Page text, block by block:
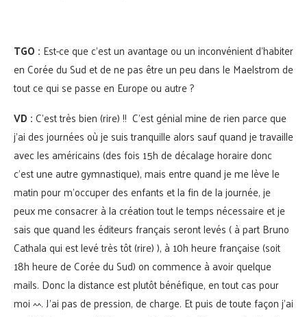
TGO : Est-ce que c’est un avantage ou un inconvénient d’habiter
en Corée du Sud et de ne pas être un peu dans le Maelstrom de
tout ce qui se passe en Europe ou autre ?
VD :C’est très bien (rire) !! C’est génial mine de rien parce que
j’ai des journées où je suis tranquille alors sauf quand je travaille
avec les américains (des fois 15h de décalage horaire donc
c’est une autre gymnastique), mais entre quand je me lève le
matin pour m’occuper des enfants et la fin de la journée, je
peux me consacrer à la création tout le temps nécessaire et je
sais que quand les éditeurs français seront levés ( à part Bruno
Cathala qui est levé très tôt (rire) ), à 10h heure française (soit
18h heure de Corée du Sud) on commence à avoir quelque
mails. Donc la distance est plutôt bénéfique, en tout cas pour
moi ^^. J’ai pas de pression, de charge. Et puis de toute façon j’ai